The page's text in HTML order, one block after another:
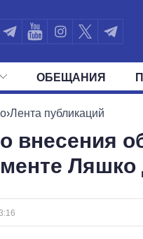
ОБЕЩАНИЯ
ВСЕ ПОЛИТИКИ
›Лента публикаций
внесения